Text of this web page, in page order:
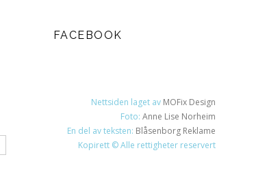
FACEBOOK
Nettsiden laget av MOFix Design
Foto: Anne Lise Norheim
En del av teksten: Blåsenborg Reklame
Kopirett © Alle rettigheter reservert